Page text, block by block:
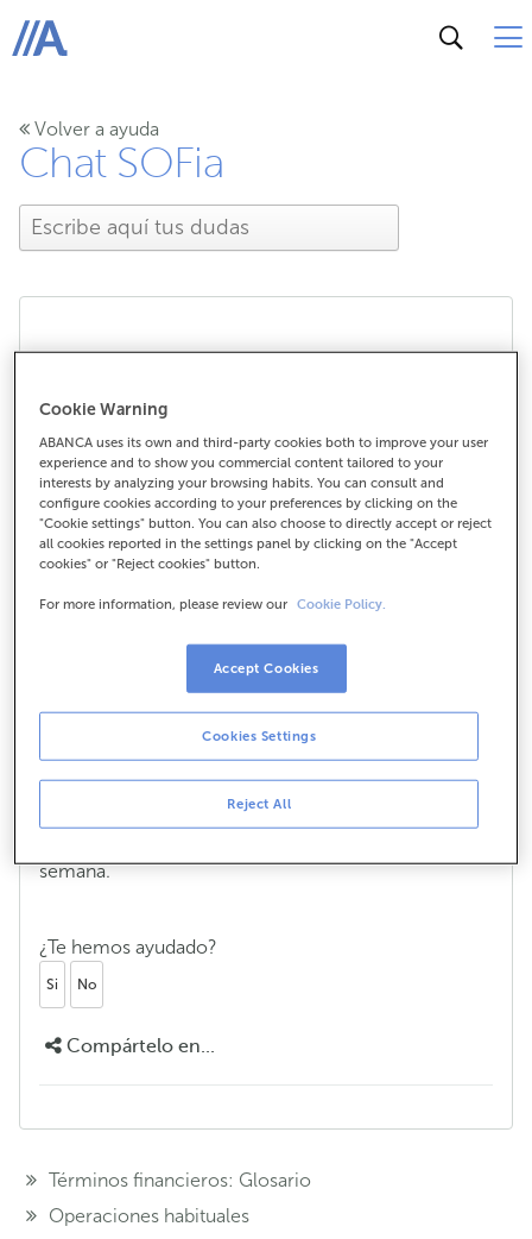
ABANCA
Volver a ayuda
Chat SOFia
¿Qué es SOFia, el chat
con IA generativa, y
cómo funciona?
¿Qué es SOFia, el chat con IA
generativa, y cómo funciona?
Nuestro nuevo chat con IA generativa es una
herramienta avanzada que utiliza inteligencia
artificial generativa para responder a tus preguntas y
guiarte lo mejor posible con un lenguaje cercano y
semana.
¿Te hemos ayudado?
Si No
Compártelo en...
Términos financieros: Glosario
Operaciones habituales
Cookie Warning
ABANCA uses its own and third-party cookies both to improve your user
experience and to show you commercial content tailored to your
interests by analyzing your browsing habits. You can consult and
configure cookies according to your preferences by clicking on the
"Cookie settings" button. You can also choose to directly accept or reject
all cookies reported in the settings panel by clicking on the "Accept
cookies" or "Reject cookies" button.
For more information, please review our Cookie Policy.
Reject All
Cookies Settings
Accept Cookies